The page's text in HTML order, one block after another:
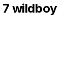
wildboy